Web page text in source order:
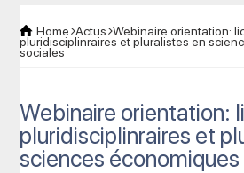
Home Actus Webinaire orientation:
pluridisciplinraires et pluralistes en
sociales
Webinaire orientation:
pluridisciplinraires et
sciences